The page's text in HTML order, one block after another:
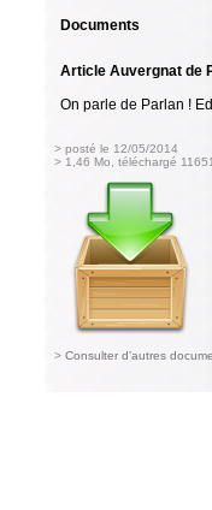
Documents
Article Auvergnat de
On parle de Parlan !
> posté le 12/05/2014
> 1,46 Mo, téléchargé
> Consulter d'autres